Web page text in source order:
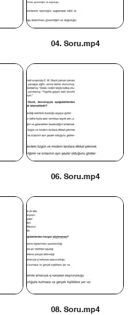
04. Soru.mp4
06. Soru.mp4
08. Soru.mp4